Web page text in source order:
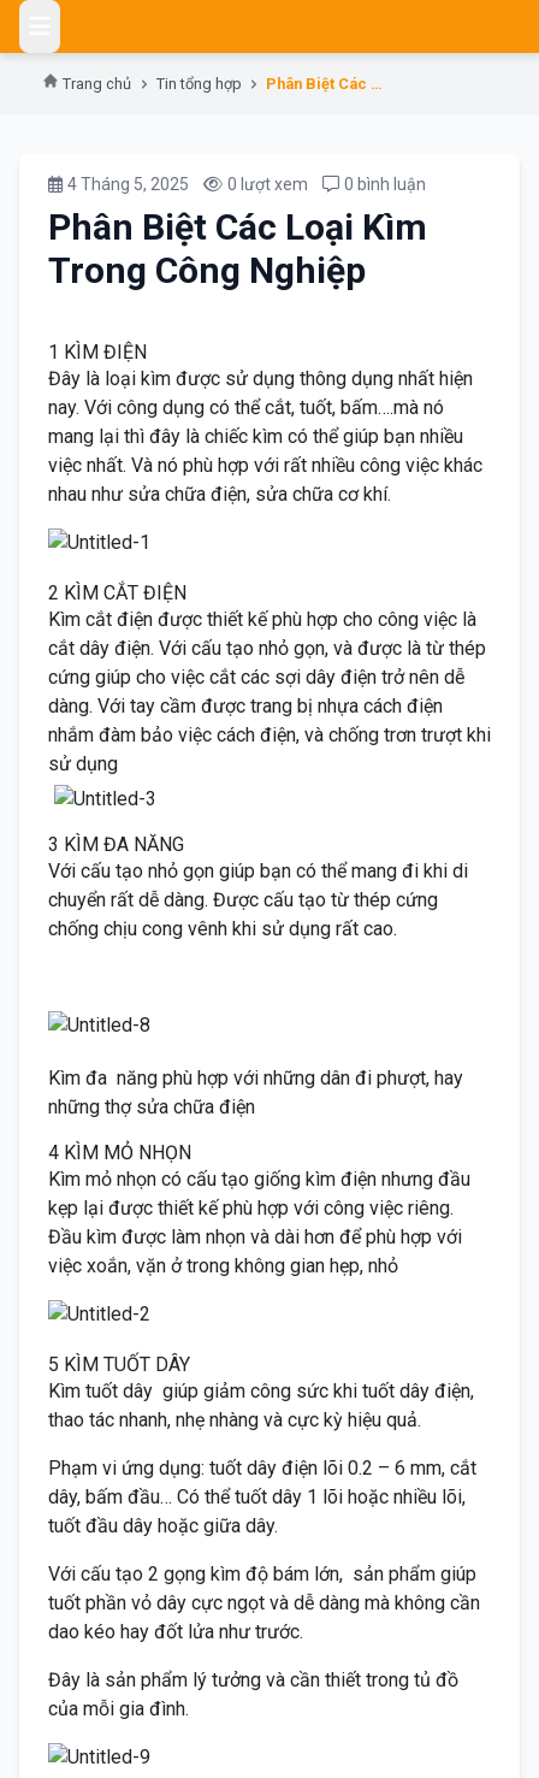
Skip
content
Trang chủ Tin tổng hợp Phân Biệt Các Loại Kìm Trong Công Nghiệp
4 Tháng 5, 2025 0 lượt xem 0 bình luận
Phân Biệt Các Loại Kìm
Trong Công Nghiệp
1 KÌM ĐIỆN
Đây là loại kìm được sử dụng thông dụng nhất hiện
nay. Với công dụng có thể cắt, tuốt, bấm….mà nó
mang lại thì đây là chiếc kìm có thể giúp bạn nhiều
việc nhất. Và nó phù hợp với rất nhiều công việc khác
nhau như sửa chữa điện, sửa chữa cơ khí.
2 KÌM CẮT ĐIỆN
Kìm cắt điện được thiết kế phù hợp cho công việc là
cắt dây điện. Với cấu tạo nhỏ gọn, và được là từ thép
cứng giúp cho việc cắt các sợi dây điện trở nên dễ
dàng. Với tay cầm được trang bị nhựa cách điện
nhắm đàm bảo việc cách điện, và chống trơn trượt khi
sử dụng
3 KÌM ĐA NĂNG
Với cấu tạo nhỏ gọn giúp bạn có thể mang đi khi di
chuyển rất dễ dàng. Được cấu tạo từ thép cứng
chống chịu cong vênh khi sử dụng rất cao.
Kìm đa năng phù hợp với những dân đi phượt, hay
những thợ sửa chữa điện
4 KÌM MỎ NHỌN
Kìm mỏ nhọn có cấu tạo giống kìm điện nhưng đầu
kẹp lại được thiết kế phù hợp với công việc riêng.
Đầu kìm được làm nhọn và dài hơn để phù hợp với
việc xoắn, vặn ở trong không gian hẹp, nhỏ
5 KÌM TUỐT DÂY
Kìm tuốt dây giúp giảm công sức khi tuốt dây điện,
thao tác nhanh, nhẹ nhàng và cực kỳ hiệu quả.
Phạm vi ứng dụng: tuốt dây điện lõi 0.2 – 6 mm, cắt
dây, bấm đầu… Có thể tuốt dây 1 lõi hoặc nhiều lõi,
tuốt đầu dây hoặc giữa dây.
Với cấu tạo 2 gọng kìm độ bám lớn, sản phẩm giúp
tuốt phần vỏ dây cực ngọt và dễ dàng mà không cần
dao kéo hay đốt lửa như trước.
Đây là sản phẩm lý tưởng và cần thiết trong tủ đồ
của mỗi gia đình.